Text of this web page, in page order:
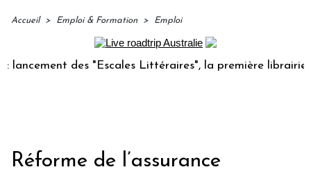
Accueil > Emploi & Formation > Emploi
des "Escales Littéraires", la première librairie du
Réforme de l’assurance